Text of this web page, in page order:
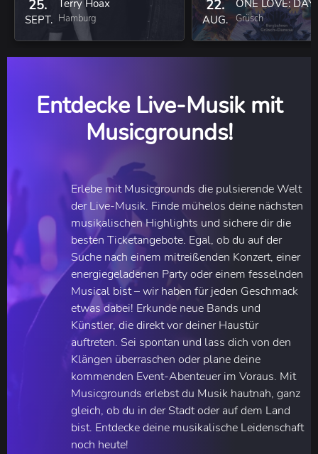
25.
SEPT.
Terry Hoax
Hamburg
22.
AUG.
ONE LOVE:
Grüsch
Entdecke Live-Musik mit
Musicgrounds!
Erlebe mit Musicgrounds die pulsierende Welt
der Live-Musik. Finde mühelos deine nächsten
musikalischen Highlights und sichere dir die
besten Ticketangebote. Egal, ob du auf der
Suche nach einem mitreißenden Konzert, einer
energiegeladenen Party oder einem fesselnden
Musical bist – wir haben für jeden Geschmack
etwas dabei! Erkunde neue Bands und
Künstler, die direkt vor deiner Haustür
auftreten. Sei spontan und lass dich von den
Klängen überraschen oder plane deine
kommenden Event-Abenteuer im Voraus. Mit
Musicgrounds erlebst du Musik hautnah, ganz
gleich, ob du in der Stadt oder auf dem Land
bist. Entdecke deine musikalische Leidenschaft
noch heute!